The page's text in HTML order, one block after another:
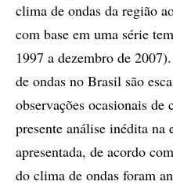
clima de ondas da região
com base em uma série
1997 a dezembro de
de ondas no Brasil são
observações ocasionais
presente análise inédita na
apresentada, de acordo
do clima de ondas foram